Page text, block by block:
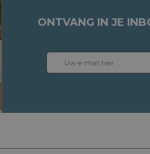
ONTVANG IN JE